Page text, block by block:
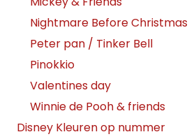
Nightmare Before Christmas
Peter pan / Tinker Bell
Pinokkio
Valentines day
Winnie de Pooh & friends
Disney Kleuren op nummer